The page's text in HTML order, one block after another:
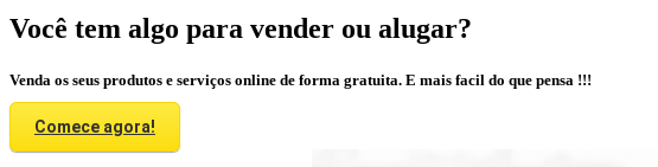
Você tem algo para vender ou alugar?
Venda os seus produtos e serviços online de forma gratuita. E mais facil do que pensa !!!
Comece agora!